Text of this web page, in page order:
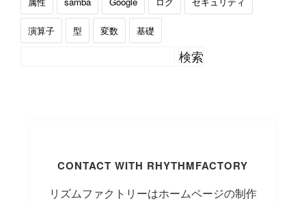
演算子 型 変数 基礎
CONTACT WITH RHYTHMFACTORY
リズムファクトリーはホームページの制作